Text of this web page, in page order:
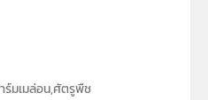
ร์มเมล่อน,ศัตรูพืช